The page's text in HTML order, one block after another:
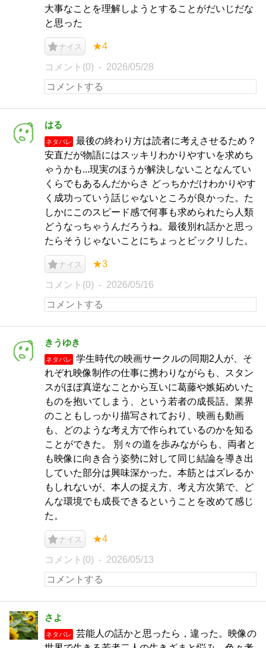
大事なことを理解しようとすることがだいじだな
と思った
ナイス ★4
コメント(0) 2026/05/28
はる
ネタバレ
最後の終わり方は読者に考えさせるため？
安直だが物語にはスッキリわかりやすいを求めち
ゃうかも...現実のほうが解決しないことなんてい
くらでもあるんだからさ どっちかだけわかりやす
く成功っていう話じゃないところが良かった。た
しかにこのスピード感で何事も求められたら人類
どうなっちゃうんだろうね。最後別れ話かと思っ
たらそうじゃないことにちょっとビックリした。
ナイス ★3
コメント(0) 2026/05/16
きうゆき
ネタバレ
学生時代の映画サークルの同期2人が、そ
れぞれ映像制作の仕事に携わりながらも、スタン
スがほぼ真逆なことから互いに葛藤や嫉妬めいた
ものを抱いてしまう、という若者の成長話。業界
のこともしっかり描写されており、映画も動画
も、どのような考え方で作られているのかを知る
ことができた。 別々の道を歩みながらも、両者と
も映像に向き合う姿勢に対して同じ結論を導き出
していた部分は興味深かった。本筋とはズレるか
もしれないが、本人の捉え方、考え方次第で、ど
んな環境でも成長できるということを改めて感じ
た。
ナイス ★4
コメント(0) 2026/05/13
さよ
ネタバレ
芸能人の話かと思ったら，違った。映像の